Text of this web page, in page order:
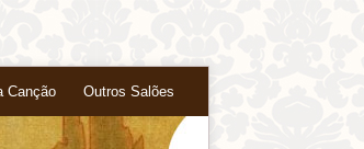
Canção Outros Salões